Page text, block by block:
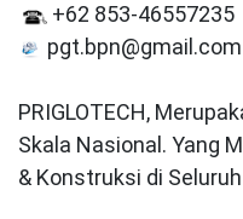
+62 853-46557235
pgt.bpn@gmail.com
PRIGLOTECH,
Skala Nasional. Yang
& Konstruksi di